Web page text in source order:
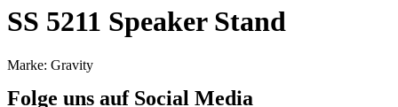
SS 5211 Speaker Stand
Marke: Gravity
Folge uns auf Social Media